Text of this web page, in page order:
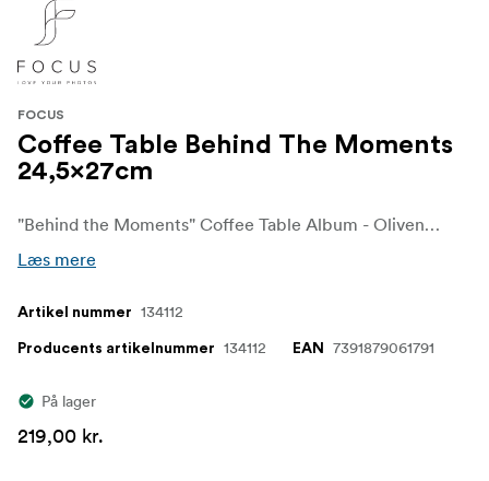
FOCUS
Coffee Table Behind The Moments
24,5x27cm
"Behind the Moments" Coffee Table Album - Olivengrønt tekstilomslag med elegant præget tekst: "Behind the Moments (This album has more drama than a movie)". Et stilfuldt fotoalbum, der ser lige så godt ud på dit bord, som dine minder gør indeni.
Læs mere
Artikel nummer 134112
Producents artikelnummer 134112 EAN 7391879061791
På lager
219,00 kr.